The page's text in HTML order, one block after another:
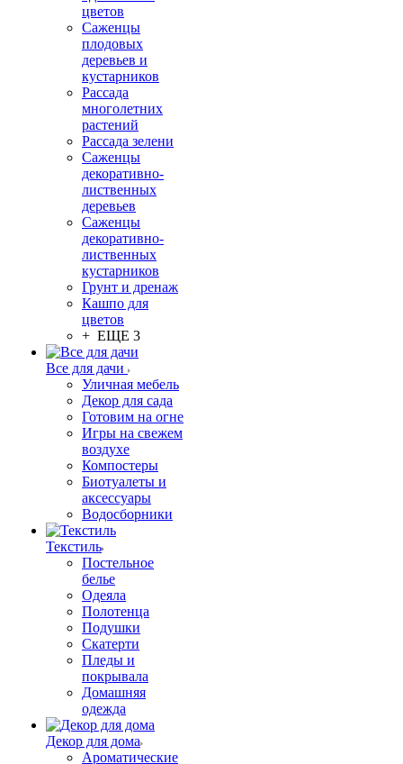
цветов
Саженцы
плодовых
деревьев и
кустарников
Рассада
многолетних
растений
Рассада зелени
Саженцы
декоративно-
лиственных
деревьев
Саженцы
декоративно-
лиственных
кустарников
Грунт и дренаж
Кашпо для
цветов
+ ЕЩЕ 3
Все для дачи
Уличная мебель
Декор для сада
Готовим на огне
Игры на свежем
воздухе
Компостеры
Биотуалеты и
аксессуары
Водосборники
Текстиль
Постельное
белье
Одеяла
Полотенца
Подушки
Скатерти
Пледы и
покрывала
Домашняя
одежда
Декор для дома
Ароматические